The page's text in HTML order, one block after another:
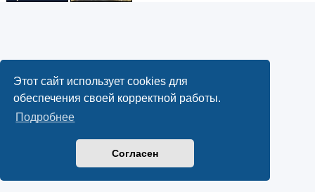
Этот сайт использует cookies для
обеспечения своей корректной работы.
Подробнее
Согласен